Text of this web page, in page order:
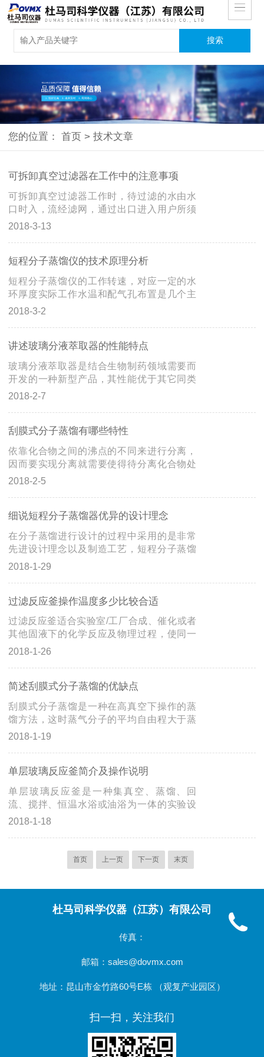
您的位置： 首页 > 技术文章
可拆卸真空过滤器在工作中的注意事项
可拆卸真空过滤器工作时，待过滤的水由水
口时入，流经滤网，通过出口进入用户所须
的管道进行工艺循环，水中的颗粒杂质被截
成油膜，气流中的细小尘粒和油沫相接触而
重力的作用下沿着筒壁从上往下流，形成一
道道下垂的油幕。空气穿过时大部分灰尘被
捕捉。而气流在内筒内继续旋转上升，穿过
旋流板后加剧旋转，有力的将气流中夹带的
油管流入筒底。还有一部分...
2018-3-13
短程分子蒸馏仪的技术原理分析
短程分子蒸馏仪的工作转速，对应一定的水
环厚度实际工作水温和配气孔布置是几个主
要影响因素，对抽气量、工作效率和压缩比
耐酸、碱、溶剂腐蚀。温度越低，制冷量越
小。当您选择制冷产品时，请根据所需要的
温度范围、实验发热量，选择温度范围、制
冷能力相匹配的产品型号，才能达到很好的
实验效果。据联接形式的不同，可分为顺流
式、逆流式和并流式。通常有双效、三效甚
至更多效蒸发系统，但级数越多，控制点也
越多，各级的温差推动力也...
2018-3-2
讲述玻璃分液萃取器的性能特点
玻璃分液萃取器是结合生物制药领域需要而
开发的一种新型产品，其性能优于其它同类
产品，主要用于液－液萃取，也可以用于常
全系统为封闭状态，一机多用，是现代化
学、精细化工、生物制药、新材料合成的理
想中试、生产系统设备。1、全套玻璃采用国
内外的GG17、G3.3高硼硅玻璃制作，理化性
能*。2、特殊设计的长久耐用搅拌密封装置、
卡件密封装置，保证整机真空度达到
0.095Mpa。3、反应、加热、搅拌、回流、
蒸馏等多种...
2018-2-7
刮膜式分子蒸馏有哪些特性
依靠化合物之间的沸点的不同来进行分离，
因而要实现分离就需要使得待分离化合物处
于沸腾状态，因而常规的蒸馏技术的分离过
进行分离，因而该蒸馏过程可以在低温度下
真空度的蒸馏过程既能降低化合物的满点，
也可以进一步加大化合物之间平均自由程的
差异，因而该蒸馏过程可以在低温度下进行
蒸馏。在蒸发器表面上，待分离化合物会在
膜，液膜状的蒸馏有利于待...
2018-2-5
细说短程分子蒸馏器优异的设计理念
在分子蒸馏进行设计的过程中采用的是非常
先进设计理念以及制造工艺，短程分子蒸馏
器中的核心部件是蒸馏塔柱，在进行使用的
不稳定的化合物进行有效的分离提纯，设备
中的控制体系主要用来降低其物料的沸点，
短程分子蒸馏器的特殊结构可以非常有效的
控制其物料的快速以及连续，主要以薄膜形
式通过设备的表明进行加热。短程分子蒸馏
器在使用的过程中其物料在设备里面所停留
合适其高粘度的物料，在进行...
2018-1-29
过滤反应釜操作温度多少比较合适
过滤反应釜适合实验室/工厂合成、催化或者
其他固液下的化学反应及物理过程，使同一
个釜体内可进行一步或多步反应（如进行完
草研究等领域。玻璃的强度主要决定于其表
起装置的破损。所以当搬运玻璃器具时,避免
划伤表面和冲击器具的内部和外部。热应力
可能引起破损。避免快速温度变化和较大内
外温差,对于保护玻璃装置非常重要。外部加
入热的反应釜内,...
2018-1-26
简述刮膜式分子蒸馏的优缺点
刮膜式分子蒸馏是一种在高真空下操作的蒸
馏方法，这时蒸气分子的平均自由程大于蒸
发表面与冷凝表面之间的距离，从而可利用
离技术，它不同于传统蒸馏依靠沸点差分离
原理，而是靠不同物质分子运动平均自分子
蒸馏由程的差别实现分离。刮膜式分子蒸馏
设备整个系统有ss316L不锈钢、PTFE以及高
硼硅玻璃3.3组成。主要应用领域：化学工
业、医药工业、石化工业、香料工业、塑料
工业以及油料工业。我国在80年代末才开展
2018-1-19
单层玻璃反应釜简介及操作说明
单层玻璃反应釜是一种集真空、蒸馏、回
流、搅拌、恒温水浴或油浴为一体的实验设
备，这种多功能真空恒温单层玻璃反应釜可
利用循环水真空泵产生负压吸入各种液体或
气体，也可在不同温度条件工作下回流或蒸
进行低温操作。单层玻璃反应釜机器调试与
台面上。2、水浴锅放在主机架的不锈钢地板
2018-1-18
首页 上一页 下一页 末页
杜马司科学仪器（江苏）有限公司
传真：
邮箱：sales@dovmx.com
地址：昆山市金竹路60号E栋 （观复产业园区）
扫一扫，关注我们